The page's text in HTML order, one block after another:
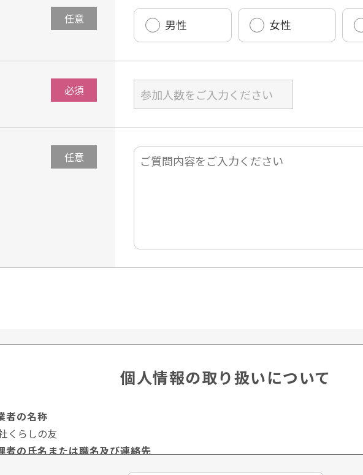
任意 男性 女性
必須
任意
個人情報の取り扱いについて
者の名称
くらしの友
者の氏名または職名及び連絡先